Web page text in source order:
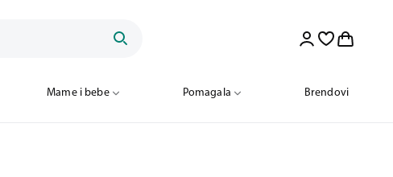
Mame i bebe Pomagala Brendovi